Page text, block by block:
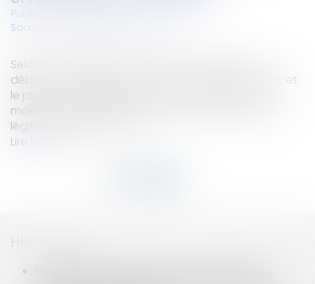
Publié le :
Source :
Selon l’article 2285 du Code civil, « les biens du
débiteur sont le gage commun de ses créanciers, et
le prix s’en distribue entre eux par contribution, à
moins qu’il n’y ait entre les créanciers des causes
légitimes de préférence »...
Lire la suite
HISTORIQUE